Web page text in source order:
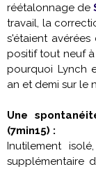
réétalonnage de
travail, la
s'étaient avérées
positif tout neuf
pourquoi Lynch
an et demi sur le
Une
(7min15) :
Inutilement
supplémentaire